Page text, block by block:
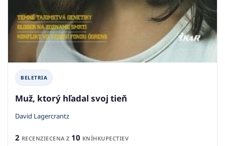
BELETRIA
Muž, ktorý hľadal svoj tieň
David Lagercrantz
2 RECENZIECENA Z 10 KNÍHKUPECTIEV